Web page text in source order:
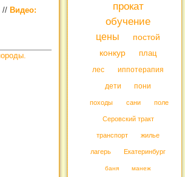
// Видео:
прокат
обучение
цены
постой
конкур
плац
лес
иппотерапия
дети
пони
походы сани поле
Серовский тракт
транспорт жилье
лагерь Екатеринбург
баня манеж